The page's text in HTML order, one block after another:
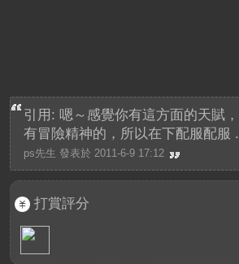
引用: 嗯～感覺你有這方面的天賦
有冒險精神的，所以在下配服配服
ps先生 發表於 2011-6-9 17:12
打賞評分